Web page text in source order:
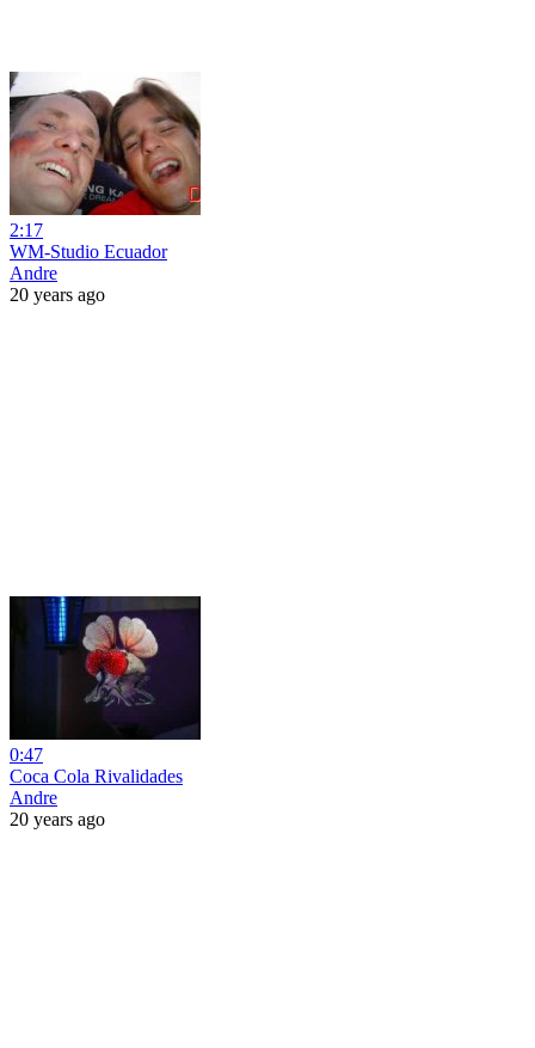
2:17
WM-Studio Ecuador
Andre
20 years ago
0:47
Coca Cola Rivalidades
Andre
20 years ago